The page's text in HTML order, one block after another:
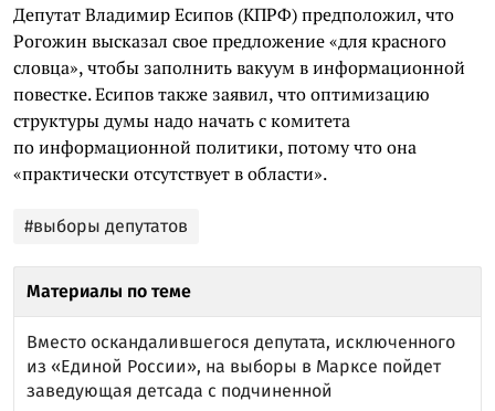
Депутат Владимир Есипов (КПРФ) предположил, что
Рогожин высказал свое предложение «для красного
словца», чтобы заполнить вакуум в информационной
повестке. Есипов также заявил, что оптимизацию
структуры думы надо начать с комитета
по информационной политики, потому что она
«практически отсутствует в области».
#выборы депутатов
Материалы по теме
Вместо оскандалившегося депутата, исключенного
из «Единой России», на выборы в Марксе пойдет
заведующая детсада с подчиненной